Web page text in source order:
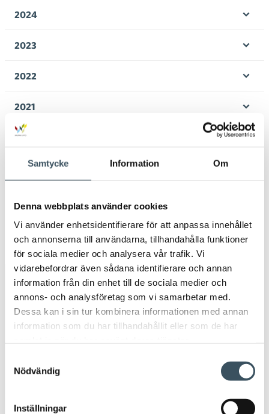
Samtycke Information Om
Denna webbplats använder cookies
Vi använder enhetsidentifierare för att anpassa innehållet
och annonserna till användarna, tillhandahålla funktioner
för sociala medier och analysera vår trafik. Vi
vidarebefordrar även sådana identifierare och annan
information från din enhet till de sociala medier och
annons- och analysföretag som vi samarbetar med.
Dessa kan i sin tur kombinera informationen med annan
information som du har tillhandahållit eller som de har
Nödvändig
Inställningar
2024
2023
2022
2021
2020
2019
2017
Avainsanat
apoteksmarknaden Arbetsavtal
arbetsavtalsblankett Arbetsintyg arbetsliv
beskattningen coronavirus